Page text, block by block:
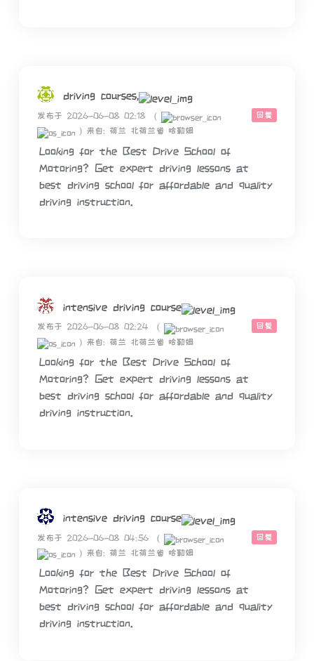
driving courses,
回复
发布于 2026-06-08 02:18
(
) 来自: 荷兰 北荷兰省 哈勒姆
Looking for the Best Drive School of
Motoring? Get expert driving lessons at
best driving school for affordable and quality
driving instruction.
intensive driving course
回复
发布于 2026-06-08 02:24
(
) 来自: 荷兰 北荷兰省 哈勒姆
Looking for the Best Drive School of
Motoring? Get expert driving lessons at
best driving school for affordable and quality
driving instruction.
intensive driving course
回复
发布于 2026-06-08 04:56
(
) 来自: 荷兰 北荷兰省 哈勒姆
Looking for the Best Drive School of
Motoring? Get expert driving lessons at
best driving school for affordable and quality
driving instruction.